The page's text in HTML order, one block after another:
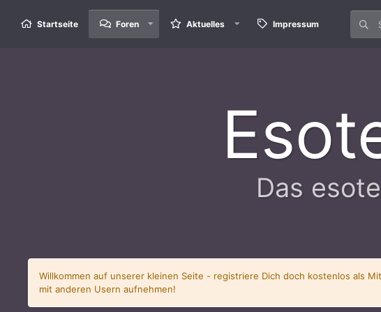
Startseite Foren Aktuelles Impressum
Das
Willkommen auf unserer kleinen Seite - registriere Dich doch kostenlos als
mit anderen Usern aufnehmen!